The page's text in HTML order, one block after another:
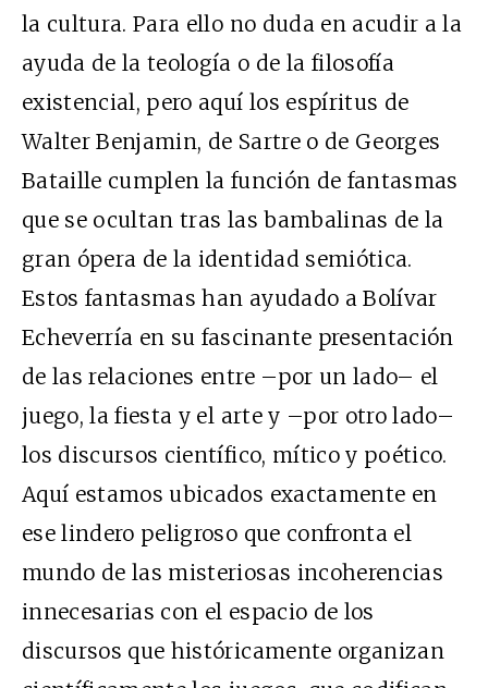
la cultura. Para ello no duda en acudir a la
ayuda de la teología o de la filosofía
existencial, pero aquí los espíritus de
Walter Benjamin, de Sartre o de Georges
Bataille cumplen la función de fantasmas
que se ocultan tras las bambalinas de la
gran ópera de la identidad semiótica.
Estos fantasmas han ayudado a Bolívar
Echeverría en su fascinante presentación
de las relaciones entre –por un lado– el
juego, la fiesta y el arte y –por otro lado–
los discursos científico, mítico y poético.
Aquí estamos ubicados exactamente en
ese lindero peligroso que confronta el
mundo de las misteriosas incoherencias
innecesarias con el espacio de los
discursos que históricamente organizan